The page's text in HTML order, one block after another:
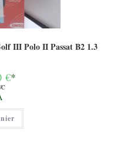
III Polo II Passat B2 1.3
€*